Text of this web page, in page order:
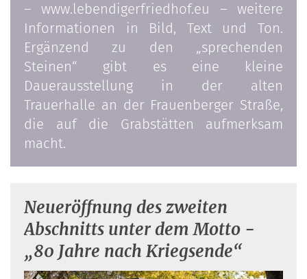
– www.lebendigerfriedhof.eu – weitere
Informationen in Bild, Text und Ton.
Ergänzend zu den „sprechenden
Steinen“ gibt es eine kleine
Dauerausstellung in der alten
Trauerhalle an der Frauenberger Straße,
die auf die Grabstätten aufmerksam
macht.
Neueröffnung des zweiten
Abschnitts unter dem Motto -
„80 Jahre nach Kriegsende“